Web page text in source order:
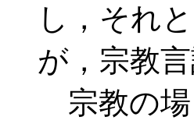
し，それ
が，宗教
宗教の場